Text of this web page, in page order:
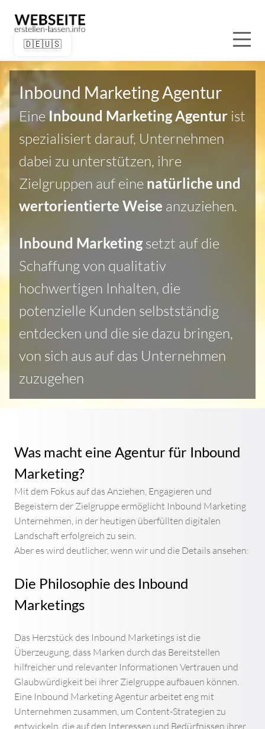
🇩🇪🇺🇸
Inbound Marketing Agentur
EineInbound Marketing Agentur ist
spezialisiert darauf, Unternehmen
dabei zu unterstützen, ihre
Zielgruppen auf eine natürliche und
wertorientierte Weise anzuziehen.
Inbound Marketing setzt auf die
Schaffung von qualitativ
hochwertigen Inhalten, die
potenzielle Kunden selbstständig
entdecken und die sie dazu bringen,
von sich aus auf das Unternehmen
zuzugehen
Was macht eine Agentur für Inbound
Marketing?
Mit dem Fokus auf das Anziehen, Engagieren und
Begeistern der Zielgruppe ermöglicht Inbound Marketing
Unternehmen, in der heutigen überfüllten digitalen
Landschaft erfolgreich zu sein.
Aber es wird deutlicher, wenn wir und die Details ansehen:
Die Philosophie des Inbound
Marketings
Das Herzstück des Inbound Marketings ist die
Überzeugung, dass Marken durch das Bereitstellen
hilfreicher und relevanter Informationen Vertrauen und
Glaubwürdigkeit bei ihrer Zielgruppe aufbauen können.
Eine Inbound Marketing Agentur arbeitet eng mit
Unternehmen zusammen, um Content-Strategien zu
entwickeln, die auf den Interessen und Bedürfnissen ihrer